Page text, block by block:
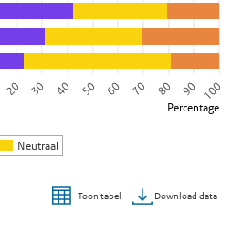
Percentage
60
30 90
20 40 50 70 80 100
Neutraal
Toon tabel Download data